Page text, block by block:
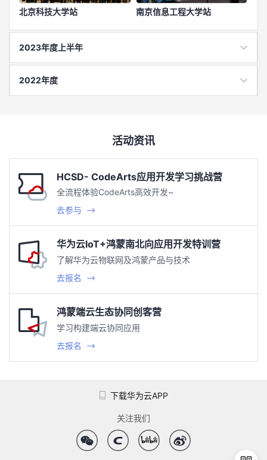
北京科技大学站 南京信息工程大学站
2023年度上半年
2022年度
活动资讯
HCSD- CodeArts应用开发学习挑战营
全流程体验CodeArts高效开发~
去参与
华为云IoT+鸿蒙南北向应用开发特训营
了解华为云物联网及鸿蒙产品与技术
去报名
鸿蒙端云生态协同创客营
学习构建端云协同应用
去报名
下载华为云APP
关注我们